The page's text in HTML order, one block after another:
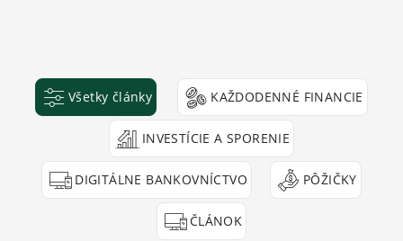
Všetky články KAŽDODENNÉ FINANCIE
INVESTÍCIE A SPORENIE
DIGITÁLNE BANKOVNÍCTVO PÔŽIČKY
ČLÁNOK